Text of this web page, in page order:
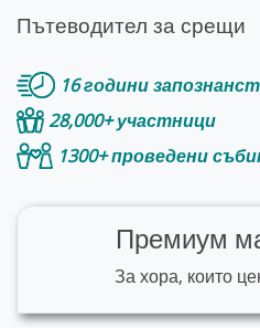
Пътеводител за срещи
16 години
28,000+ участници
1300+ проведени
Премиум
За хора, които